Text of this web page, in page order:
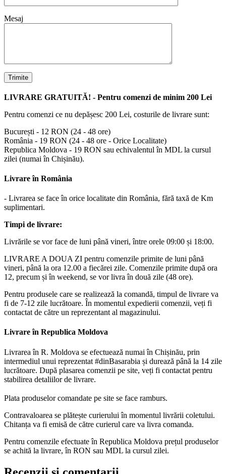
Mesaj
LIVRARE GRATUITĂ! - Pentru comenzi de minim 200 Lei
Pentru comenzi ce nu depășesc 200 Lei, costurile de livrare sunt:
București - 12 RON (24 - 48 ore)
România - 19 RON (24 - 48 ore - Orice Localitate)
Republica Moldova - 19 RON sau echivalentul în MDL la cursul
zilei (numai în Chișinău).
Livrare în România
- Livrarea se face în orice localitate din România, fără taxă de Km
suplimentari.
Timpi de livrare:
Livrările se vor face de luni până vineri, între orele 09:00 și 18:00.
LIVRARE A DOUA ZI pentru comenzile primite de luni până
vineri, până la ora 12.00 a fiecărei zile. Comenzile primite după ora
12, precum și în weekend, se vor livra în două zile (48 ore).
Pentru produsele care se realizează la comandă, timpul de livrare va
fi de 7-12 zile lucrătoare. În momentul expedierii comenzii, veți fi
contactat de către un reprezentant al magazinului.
Livrare în Republica Moldova
Livrarea în R. Moldova se efectuează numai în Chișinău, prin
intermediul unui reprezentat #dinBasarabia și durează până la 14 zile
lucrătoare. După plasarea comenzii pe site, veți fi contactat pentru
stabilirea detaliilor de livrare.
Plata produselor comandate pe site se face ramburs.
Contravaloarea se plătește curierului în momentul livrării coletului.
Chitanța va fi emisă de către curierul care va livra comanda.
Pentru comenzile efectuate în Republica Moldova prețul produselor
se achită la livrare, în RON sau MDL la cursul zilei.